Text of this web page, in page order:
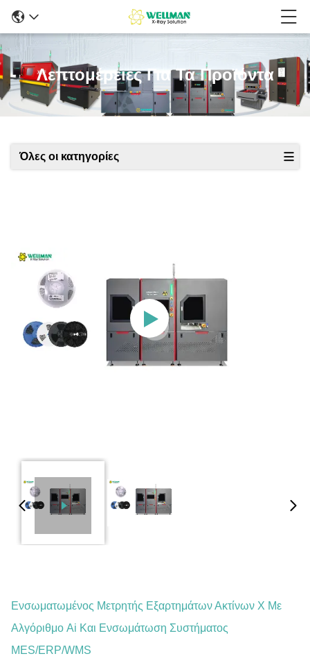
Λεπτομέρειες Για Τα Προϊόντα
Όλες οι κατηγορίες
Ενσωματωμένος Μετρητής Εξαρτημάτων Ακτίνων Χ Με
Αλγόριθμο Ai Και Ενσωμάτωση Συστήματος
MES/ERP/WMS